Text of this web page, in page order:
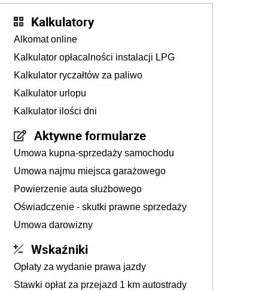
Kalkulatory
Alkomat online
Kalkulator opłacalności instalacji LPG
Kalkulator ryczałtów za paliwo
Kalkulator urlopu
Kalkulator ilości dni
Aktywne formularze
Umowa kupna-sprzedaży samochodu
Umowa najmu miejsca garażowego
Powierzenie auta służbowego
Oświadczenie - skutki prawne sprzedaży
Umowa darowizny
Wskaźniki
Opłaty za wydanie prawa jazdy
Stawki opłat za przejazd 1 km autostrady